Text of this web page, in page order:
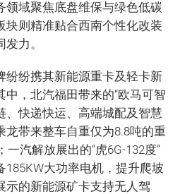
领域聚焦底盘维保与绿色低碳
块则精准贴合西南个性化改装
力。
纷纷携其新能源重卡及轻卡新
中，北汽福田带来的“欧马可智
、快递快运、高端城配及智慧
龙带来整车自重仅为8.8吨的重
一汽解放展出的“虎6G-132度”
185KW大功率电机，提升爬坡
示的新能源矿卡支持无人驾